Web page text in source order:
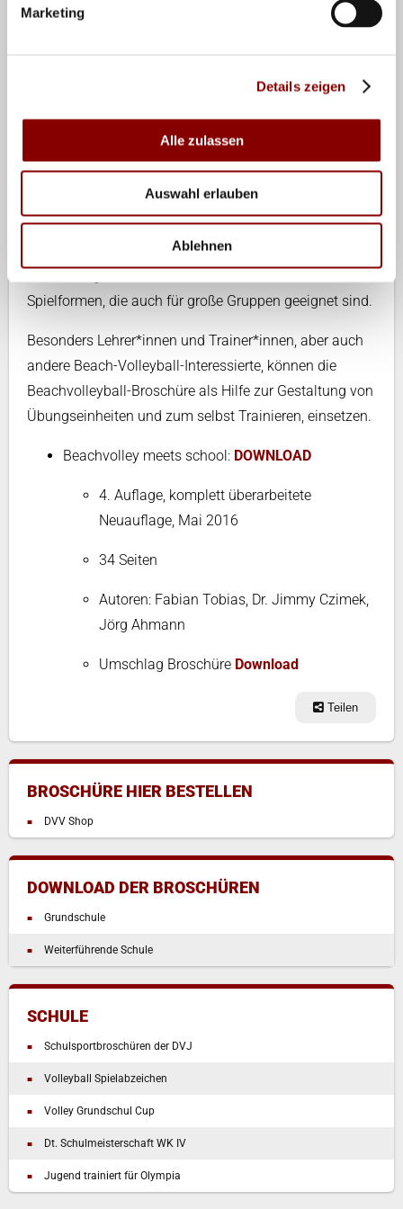
Marketing
Details zeigen
Alle zulassen
Auswahl erlauben
Ablehnen
In knapp zweijähriger Arbeitszeit entstanden die
Grundlagen. Die Broschüren können interessierten
Lehrer*innen als kostenlosen Download nutzen.
Die Broschüre für Beachvolleyball im Schulunterricht
"Beachvolley meets school" enthält Übungsstunden
und wichtige Hinweise von Erwärmung, über
Spielformen, die auch für große Gruppen geeignet sind.
Besonders Lehrer*innen und Trainer*innen, aber auch
andere Beach-Volleyball-Interessierte, können die
Beachvolleyball-Broschüre als Hilfe zur Gestaltung von
Übungseinheiten und zum selbst Trainieren, einsetzen.
Beachvolley meets school: DOWNLOAD
4. Auflage, komplett überarbeitete
Neuauflage, Mai 2016
34 Seiten
Autoren: Fabian Tobias, Dr. Jimmy Czimek,
Jörg Ahmann
Umschlag Broschüre Download
Teilen
BROSCHÜRE HIER BESTELLEN
DVV Shop
DOWNLOAD DER BROSCHÜREN
Grundschule
Weiterführende Schule
SCHULE
Schulsportbroschüren der DVJ
Volleyball Spielabzeichen
Volley Grundschul Cup
Dt. Schulmeisterschaft WK IV
Jugend trainiert für Olympia